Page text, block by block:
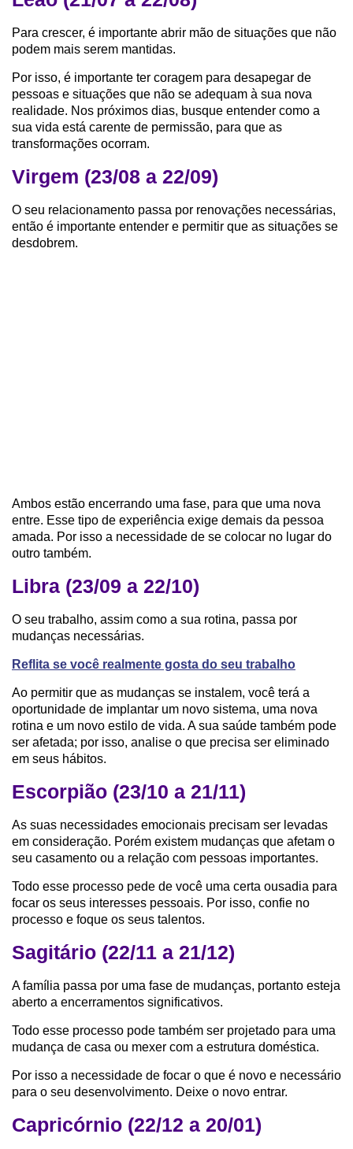
Para crescer, é importante abrir mão de situações que não
podem mais serem mantidas.
Por isso, é importante ter coragem para desapegar de
pessoas e situações que não se adequam à sua nova
realidade. Nos próximos dias, busque entender como a
sua vida está carente de permissão, para que as
transformações ocorram.
Virgem (23/08 a 22/09)
O seu relacionamento passa por renovações necessárias,
então é importante entender e permitir que as situações se
desdobrem.
Ambos estão encerrando uma fase, para que uma nova
entre. Esse tipo de experiência exige demais da pessoa
amada. Por isso a necessidade de se colocar no lugar do
outro também.
Libra (23/09 a 22/10)
O seu trabalho, assim como a sua rotina, passa por
mudanças necessárias.
Reflita se você realmente gosta do seu trabalho
Ao permitir que as mudanças se instalem, você terá a
oportunidade de implantar um novo sistema, uma nova
rotina e um novo estilo de vida. A sua saúde também pode
ser afetada; por isso, analise o que precisa ser eliminado
em seus hábitos.
Escorpião (23/10 a 21/11)
As suas necessidades emocionais precisam ser levadas
em consideração. Porém existem mudanças que afetam o
seu casamento ou a relação com pessoas importantes.
Todo esse processo pede de você uma certa ousadia para
focar os seus interesses pessoais. Por isso, confie no
processo e foque os seus talentos.
Sagitário (22/11 a 21/12)
A família passa por uma fase de mudanças, portanto esteja
aberto a encerramentos significativos.
Todo esse processo pode também ser projetado para uma
mudança de casa ou mexer com a estrutura doméstica.
Por isso a necessidade de focar o que é novo e necessário
para o seu desenvolvimento. Deixe o novo entrar.
Capricórnio (22/12 a 20/01)